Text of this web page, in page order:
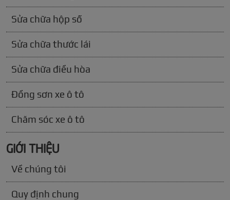
Sửa chữa hộp số
Sửa chữa thước lái
Sửa chữa điều hòa
Đồng sơn xe ô tô
Chăm sóc xe ô tô
GIỚI THIỆU
Về chúng tôi
Quy định chung